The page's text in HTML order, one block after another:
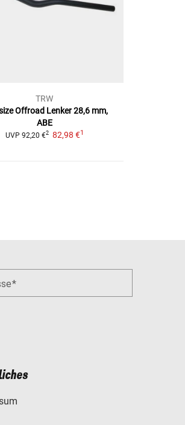
TRW
Offroad Lenker 28,6 mm,
ABE
UVP 92,20 €2 82,98 €1